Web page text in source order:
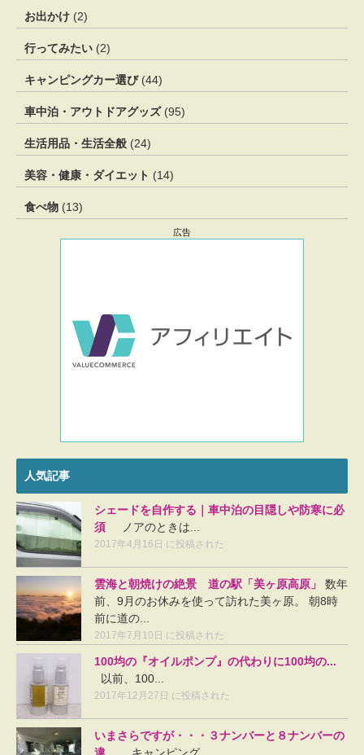
お出かけ (2)
行ってみたい (2)
キャンピングカー選び(44)
車中泊・アウトドアグッズ(95)
生活用品・生活全般 (24)
美容・健康・ダイエット (14)
食べ物 (13)
広告
人気記事
シェードを自作する｜車中泊の目隠しや防寒に必
須
ノアのときは...
2017年4月16日 に投稿された
雲海と朝焼けの絶景 道の駅「美ヶ原高原」
数年
前、9月のお休みを使って訪れた美ヶ原。 朝8時
前に道の...
2017年7月10日 に投稿された
100均の『オイルポンプ』の代わりに100均の...
以前、100...
2017年12月27日 に投稿された
いまさらですが・・・３ナンバーと８ナンバーの
違...
キャンピング...